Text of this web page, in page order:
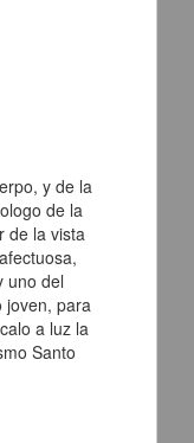
el reino:
y de la
de la
de la vista
uno del
joven, para
a luz la
Santo